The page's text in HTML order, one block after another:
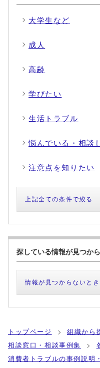
大学生など
成人
高齢
学びたい
生活トラブル
悩んでいる・相談
注意点を知りたい
上記全ての条件で絞る
探している情報が見つか
情報が見つからないとき
トップページ 組織から
相談窓口・相談事例集
消費者トラブルの事例説明